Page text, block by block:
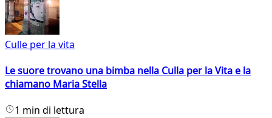
Culle per la vita
Le suore trovano una bimba nella Culla per la Vita e la
chiamano Maria Stella
1 min di lettura